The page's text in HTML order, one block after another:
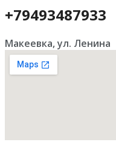
+79493487933
Макеевка, ул. Ленина